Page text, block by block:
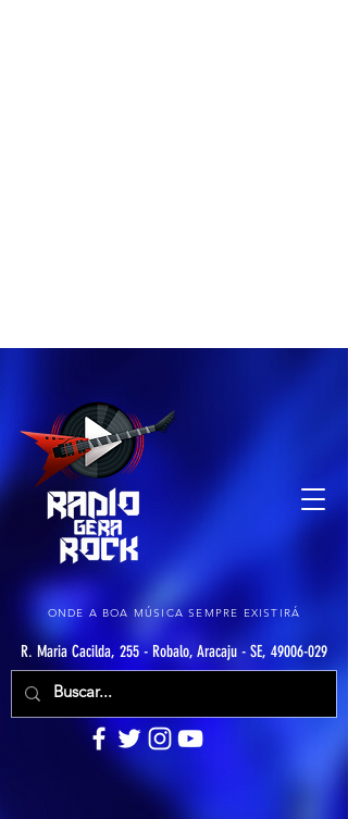
ONDE A BOA MÚSICA SEMPRE EXISTIRÁ
R. Maria Cacilda, 255 - Robalo, Aracaju - SE, 49006-029